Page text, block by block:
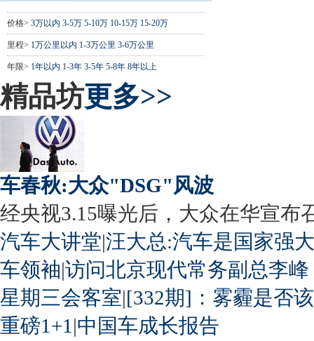
价格> 3万以内 3-5万 5-10万 10-15万 15-20万
里程> 1万公里以内 1-3万公里 3-6万公里
年限> 1年以内 1-3年 3-5年 5-8年 8年以上
精品坊更多>>
车春秋:大众"DSG"风波
经央视3.15曝光后，大众在华宣布
汽车大讲堂|汪大总:汽车是国家强
车领袖|访问北京现代常务副总李峰
星期三会客室|[332期]：雾霾是否
重磅1+1 |中国车成长报告